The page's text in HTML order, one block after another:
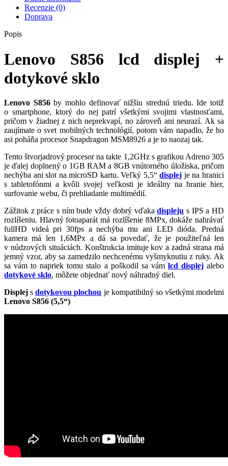
Recenzie (0)
Doprava
Popis
Lenovo S856 lcd displej +
dotykové sklo
Lenovo S856by mohlo definovať nižšiu strednú triedu. Ide totiž
o smartphone, ktorý do nej patrí všetkými svojimi vlastnosťami,
pričom v žiadnej z nich neprekvapí, no zároveň ani neurazí. Ak sa
zaujímate o svet mobilných technológií, potom vám napadlo, že ho
asi poháňa procesor Snapdragon MSM8926 a je to naozaj tak.
Tento štvorjadrový procesor na takte 1,2GHz s grafikou Adreno 305
je ďalej doplnený o 1GB RAM a 8GB vnútorného úložiska, pričom
nechýba ani slot na microSD kartu. Veľký 5,5“displej je na hranici
s tabletofónmi a kvôli svojej veľkosti je ideálny na hranie hier,
surfovanie webu, či prehliadanie multimédií.
Zážitok z práce s ním bude vždy dobrý vďakadispleju s IPS a HD
rozlíšeniu. Hlavný fotoaparát má rozlíšenie 8MPx, dokáže nahrávať
fullHD videá pri 30fps a nechýba mu ani LED dióda. Predná
kamera má len 1,6MPx a dá sa povedať, že je použiteľná len
v núdzových situáciách. Konštrukcia imituje kov a zadná strana má
jemný vzor, aby sa zamedzilo nechcenému vyšmyknutiu z ruky. Ak
sa vám to napriek tomu stalo a poškodil sa vám lcd displejalebo
dotykové sklo, môžete objednať nový náhradný diel.
Displejsdotykovou plochou je kompatibilný so všetkými modelmi
Lenovo S856 (5,5“)